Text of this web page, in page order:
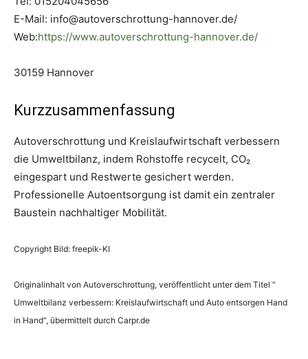
E-Mail: info@autoverschrottung-hannover.de/
Web:https://www.autoverschrottung-hannover.de/
30159 Hannover
Kurzzusammenfassung
Autoverschrottung und Kreislaufwirtschaft verbessern
die Umweltbilanz, indem Rohstoffe recycelt, CO₂
eingespart und Restwerte gesichert werden.
Professionelle Autoentsorgung ist damit ein zentraler
Baustein nachhaltiger Mobilität.
Copyright Bild: freepik-KI
Originalinhalt von Autoverschrottung, veröffentlicht unter dem Titel “
Umweltbilanz verbessern: Kreislaufwirtschaft und Auto entsorgen Hand
in Hand“, übermittelt durch Carpr.de